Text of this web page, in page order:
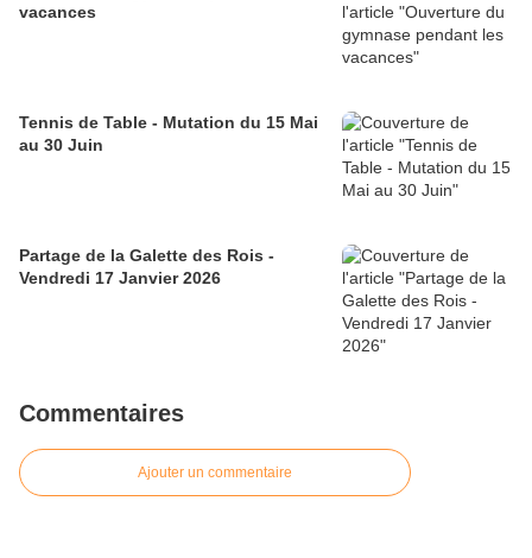
vacances
Tennis de Table - Mutation du 15 Mai
au 30 Juin
Partage de la Galette des Rois -
Vendredi 17 Janvier 2026
Commentaires
Ajouter un commentaire